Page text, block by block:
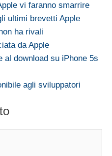
vi faranno smarrire
ultimi brevetti Apple
ha rivali
da Apple
al download su iPhone 5s
agli sviluppatori